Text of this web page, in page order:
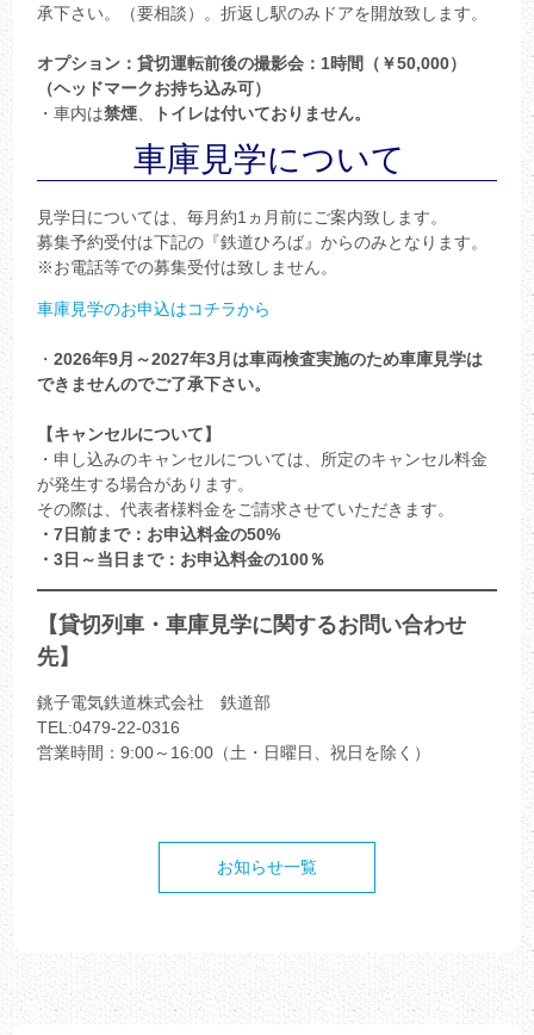
承下さい。（要相談）。折返し駅のみドアを開放致します。
オプション：貸切運転前後の撮影会：1時間（￥50,000）
（ヘッドマークお持ち込み可）
・車内は禁煙 トイレは付いておりません。
車庫見学について
見学日については、毎月約1ヵ月前にご案内致します。
募集予約受付は下記の『鉄道ひろば』からのみとなります。
※お電話等での募集受付は致しません。
車庫見学のお申込はコチラから
・2026年9月～2027年3月は車両検査実施のため車庫見学は
できませんのでご了承下さい。
【キャンセルについて】
・申し込みのキャンセルについては、所定のキャンセル料金
が発生する場合があります。
その際は、代表者様料金をご請求させていただきます。
・7日前まで：お申込料金の50%
・3日～当日まで：お申込料金の100％
【貸切列車・車庫見学に関するお問い合わせ
先】
銚子電気鉄道株式会社 鉄道部
TEL:0479-22-0316
営業時間：9:00～16:00（土・日曜日、祝日を除く）
お知らせ一覧